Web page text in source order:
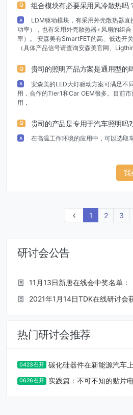
Q 组合模块有必要采用风冷散热吗
A
LDM驱动模块，有采用外壳散热器
功率），也有采用外壳散热器+风扇的组
率）。 安森美有SmartFET的高、低边开
（具体产品信号请查询安森美官网、
Q 贵司的照明产品方案是通用型的
A
安森美的LED大灯驱动方案可满足不
用，合作的Tier1和Car OEM很多。目前
用，
Q 贵司的产品是专用于汽车照明吗
A 在高温工作环境的应用中，可以选取
我
上一页
1 2 3
研讨会公告
11月13日新唐在线会中奖名单：
2021年1月14日TDK在线研讨会
热门研讨会推荐
0423召开
碳化硅器件在新能源汽车
事项
0626召开 实践篇：不可不知的贴片